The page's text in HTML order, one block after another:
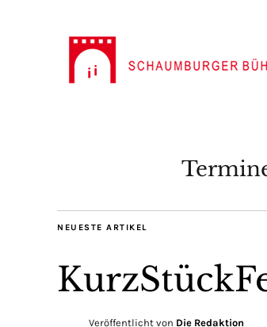
NEUESTE ARTIKEL
Veröffentlicht von Die Redaktion